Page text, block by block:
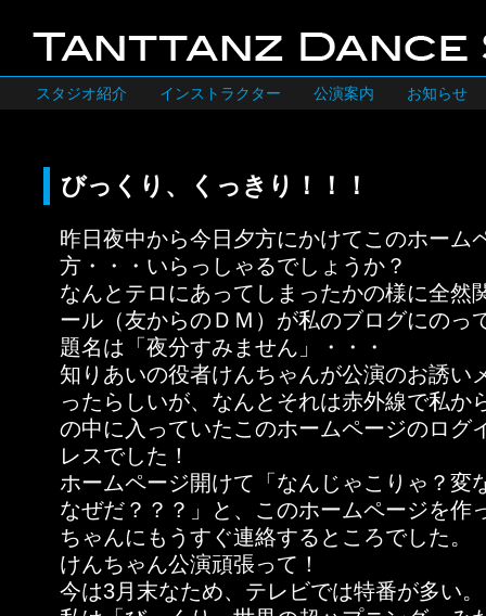
スタジオ紹介 インストラクター 公演案内 お知らせ
びっくり、くっきり！！！
昨日夜中から今日夕方にかけてこのホーム
方・・・いらっしゃるでしょうか？
なんとテロにあってしまったかの様に全然
ール（友からのＤＭ）が私のブログにのっ
題名は「夜分すみません」・・・
知りあいの役者けんちゃんが公演のお誘い
ったらしいが、なんとそれは赤外線で私か
の中に入っていたこのホームページのログ
レスでした！
ホームページ開けて「なんじゃこりゃ？変
なぜだ？？？」と、このホームページを作
ちゃんにもうすぐ連絡するところでした。
けんちゃん公演頑張って！
今は3月末なため、テレビでは特番が多い。